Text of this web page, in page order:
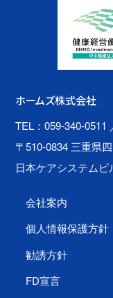
ホームズ株式会社
TEL：059-340-0511
〒510-0834 三重県
日本ケアシステムビ
会社案内
個人情報保護方針
勧誘方針
FD宣言